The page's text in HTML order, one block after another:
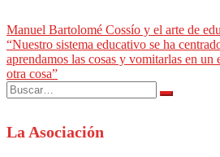
Navegación
de
entradas
Manuel Bartolomé Cossío y el arte de
“Nuestro sistema educativo se ha
aprendamos las cosas y vomitarlas en un
otra cosa”
Buscar:
La Asociación